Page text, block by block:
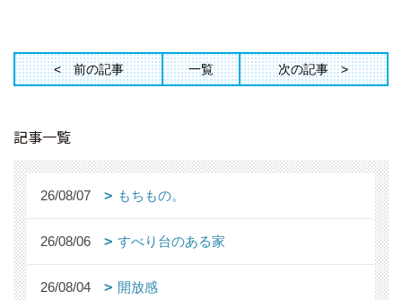
前の記事 一覧 次の記事
記事一覧
26/08/07 もちもの。
26/08/06 すべり台のある家
26/08/04 開放感